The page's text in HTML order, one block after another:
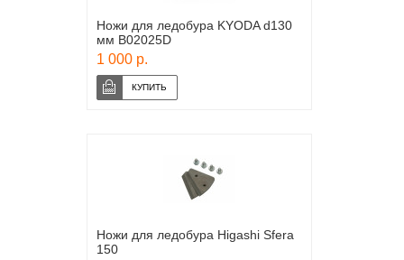
Ножи для ледобура KYODA d130
мм B02025D
1 000 р.
Ножи для ледобура Higashi Sfera
150